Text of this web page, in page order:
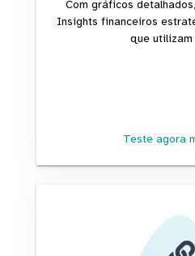
Com gráficos
Insights financeiros
que utilizam
Teste agora